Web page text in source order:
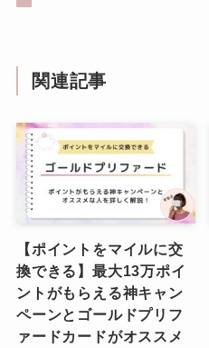
関連記事
【ポイントをマイルに交
換できる】最大13万ポイ
ントがもらえる神キャン
ペーンとゴールドプリフ
ァードカードがオススメ